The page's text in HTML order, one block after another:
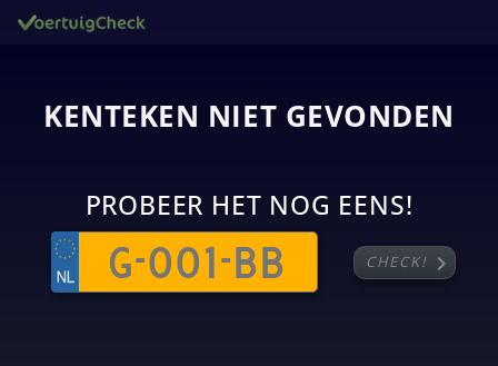
KENTEKEN NIET GEVONDEN
PROBEER HET NOG EENS!
CHECK! chevron_right